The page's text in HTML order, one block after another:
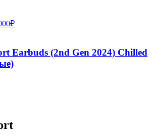
Earbuds (2nd Gen 2024) Chilled